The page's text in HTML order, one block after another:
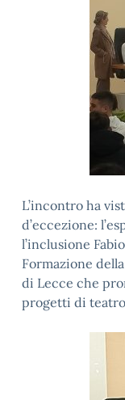
L’incontro ha
d’eccezione:
l’inclusione
Formazione
di Lecce che
progetti di